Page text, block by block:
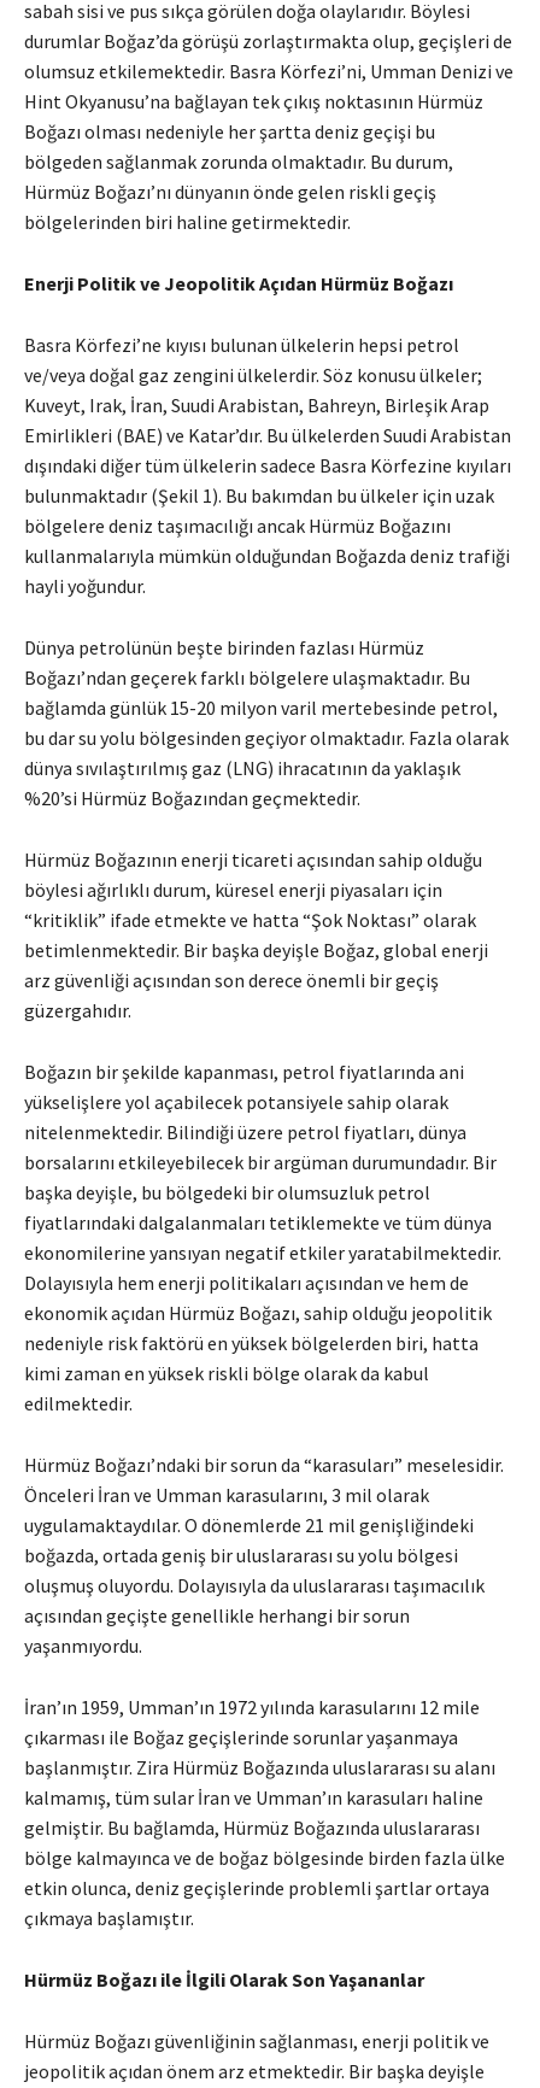
sabah sisi ve pus sıkça görülen doğa olaylarıdır. Böylesi
durumlar Boğaz’da görüşü zorlaştırmakta olup, geçişleri de
olumsuz etkilemektedir. Basra Körfezi’ni, Umman Denizi ve
Hint Okyanusu’na bağlayan tek çıkış noktasının Hürmüz
Boğazı olması nedeniyle her şartta deniz geçişi bu
bölgeden sağlanmak zorunda olmaktadır. Bu durum,
Hürmüz Boğazı’nı dünyanın önde gelen riskli geçiş
bölgelerinden biri haline getirmektedir.
Enerji Politik ve Jeopolitik Açıdan Hürmüz Boğazı
Basra Körfezi’ne kıyısı bulunan ülkelerin hepsi petrol
ve/veya doğal gaz zengini ülkelerdir. Söz konusu ülkeler;
Kuveyt, Irak, İran, Suudi Arabistan, Bahreyn, Birleşik Arap
Emirlikleri (BAE) ve Katar’dır. Bu ülkelerden Suudi Arabistan
dışındaki diğer tüm ülkelerin sadece Basra Körfezine kıyıları
bulunmaktadır (Şekil 1). Bu bakımdan bu ülkeler için uzak
bölgelere deniz taşımacılığı ancak Hürmüz Boğazını
kullanmalarıyla mümkün olduğundan Boğazda deniz trafiği
hayli yoğundur.
Dünya petrolünün beşte birinden fazlası Hürmüz
Boğazı’ndan geçerek farklı bölgelere ulaşmaktadır. Bu
bağlamda günlük 15-20 milyon varil mertebesinde petrol,
bu dar su yolu bölgesinden geçiyor olmaktadır. Fazla olarak
dünya sıvılaştırılmış gaz (LNG) ihracatının da yaklaşık
%20’si Hürmüz Boğazından geçmektedir.
Hürmüz Boğazının enerji ticareti açısından sahip olduğu
böylesi ağırlıklı durum, küresel enerji piyasaları için
“kritiklik” ifade etmekte ve hatta “Şok Noktası” olarak
betimlenmektedir. Bir başka deyişle Boğaz, global enerji
arz güvenliği açısından son derece önemli bir geçiş
güzergahıdır.
Boğazın bir şekilde kapanması, petrol fiyatlarında ani
yükselişlere yol açabilecek potansiyele sahip olarak
nitelenmektedir. Bilindiği üzere petrol fiyatları, dünya
borsalarını etkileyebilecek bir argüman durumundadır. Bir
başka deyişle, bu bölgedeki bir olumsuzluk petrol
fiyatlarındaki dalgalanmaları tetiklemekte ve tüm dünya
ekonomilerine yansıyan negatif etkiler yaratabilmektedir.
Dolayısıyla hem enerji politikaları açısından ve hem de
ekonomik açıdan Hürmüz Boğazı, sahip olduğu jeopolitik
nedeniyle risk faktörü en yüksek bölgelerden biri, hatta
kimi zaman en yüksek riskli bölge olarak da kabul
edilmektedir.
Hürmüz Boğazı’ndaki bir sorun da “karasuları” meselesidir.
Önceleri İran ve Umman karasularını, 3 mil olarak
uygulamaktaydılar. O dönemlerde 21 mil genişliğindeki
boğazda, ortada geniş bir uluslararası su yolu bölgesi
oluşmuş oluyordu. Dolayısıyla da uluslararası taşımacılık
açısından geçişte genellikle herhangi bir sorun
yaşanmıyordu.
İran’ın 1959, Umman’ın 1972 yılında karasularını 12 mile
çıkarması ile Boğaz geçişlerinde sorunlar yaşanmaya
başlanmıştır. Zira Hürmüz Boğazında uluslararası su alanı
kalmamış, tüm sular İran ve Umman’ın karasuları haline
gelmiştir. Bu bağlamda, Hürmüz Boğazında uluslararası
bölge kalmayınca ve de boğaz bölgesinde birden fazla ülke
etkin olunca, deniz geçişlerinde problemli şartlar ortaya
çıkmaya başlamıştır.
Hürmüz Boğazı ile İlgili Olarak Son Yaşananlar
Hürmüz Boğazı güvenliğinin sağlanması, enerji politik ve
jeopolitik açıdan önem arz etmektedir. Bir başka deyişle